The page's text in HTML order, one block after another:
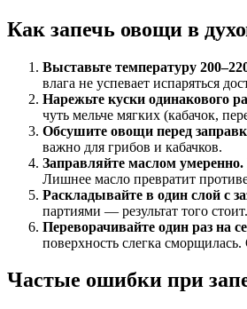
Как запечь овощи в
Выставьте температуру
влага не успевает испаряться
Нарежьте куски одинакового
чуть мельче мягких (кабачок,
Обсушите овощи перед
важно для грибов и кабачков.
Заправляйте маслом умеренно.
Лишнее масло превратит
Раскладывайте в один слой с
партиями — результат того стоит.
Переворачивайте один раз на
поверхность слегка
Частые ошибки при